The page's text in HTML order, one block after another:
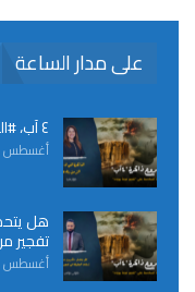
على مدار الساعة
٤ آب، #الذاكرة التي لا يعيد الزمن بناءها
أغسطس 7, 2026
هل
تفجير
أغسطس 7, 2026